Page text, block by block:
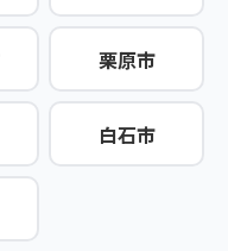
栗原市
白石市